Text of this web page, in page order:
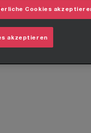
Cookies
akzeptieren